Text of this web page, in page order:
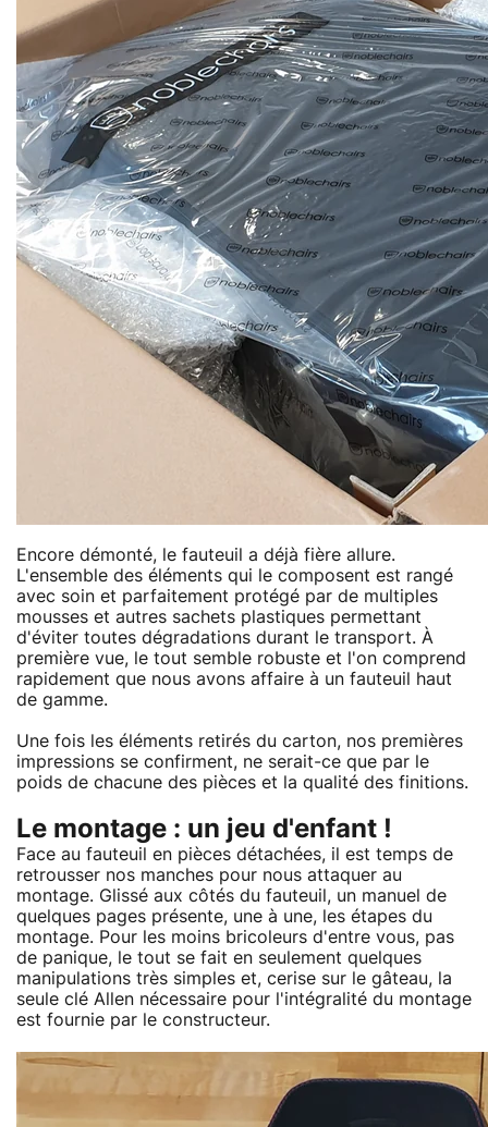
Encore démonté, le fauteuil a déjà fière allure.
L'ensemble des éléments qui le composent est rangé
avec soin et parfaitement protégé par de multiples
mousses et autres sachets plastiques permettant
d'éviter toutes dégradations durant le transport. À
première vue, le tout semble robuste et l'on comprend
rapidement que nous avons affaire à un fauteuil haut
de gamme.
Une fois les éléments retirés du carton, nos premières
impressions se confirment, ne serait-ce que par le
poids de chacune des pièces et la qualité des finitions.
Le montage : un jeu d'enfant !
Face au fauteuil en pièces détachées, il est temps de
retrousser nos manches pour nous attaquer au
montage. Glissé aux côtés du fauteuil, un manuel de
quelques pages présente, une à une, les étapes du
montage. Pour les moins bricoleurs d'entre vous, pas
de panique, le tout se fait en seulement quelques
manipulations très simples et, cerise sur le gâteau, la
seule clé Allen nécessaire pour l'intégralité du montage
est fournie par le constructeur.